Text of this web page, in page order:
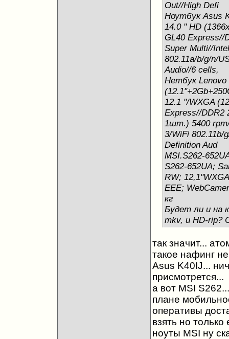
Out//High Defi
Ноутбук Asus
14.0 " HD
GL40 Express//
Super Multi//
802.11a/b/g/n/
Audio//6 cells,
Нетбук
12.1 "/WXGA
Express//
1шт.) 5400
3/WiFi 802.11b/
Definition Aud
MSI.S262-
S262-652UA;
RW;
EEE;
кг
Будет ли и на
mkv, и HD-rip?
так значит...
такое нафинг
Asus K40IJ...
присмотрется...
а вот MSI
плане
оперативы
взять но
ноуты MSI ну